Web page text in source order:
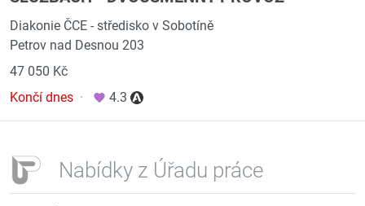
Diakonie ČCE - středisko v Sobotíně
Petrov nad Desnou 203
47 050 Kč
Končí dnes · 4.3
Nabídky z Úřadu práce